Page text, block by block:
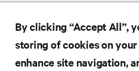
By clicking “Accept All”,
storing of cookies on
enhance site navigation,